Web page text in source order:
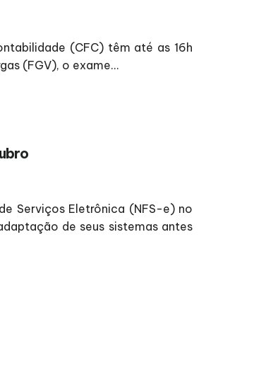
(CFC) têm até as 16h
(FGV), o exame...
Serviços Eletrônica (NFS-e) no
de seus sistemas antes